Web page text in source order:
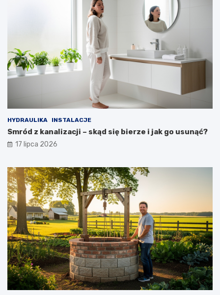
HYDRAULIKA INSTALACJE
Smród z kanalizacji – skąd się bierze i jak go usunąć?
17 lipca 2026